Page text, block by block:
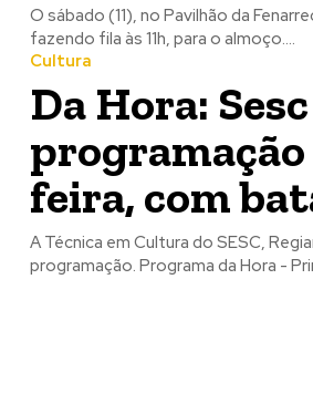
O sábado (11), no Pavilhão da
fazendo fila às 11h, para o almoço....
Cultura
Da Hora:
feira, com
A Técnica em Cultura do SESC,